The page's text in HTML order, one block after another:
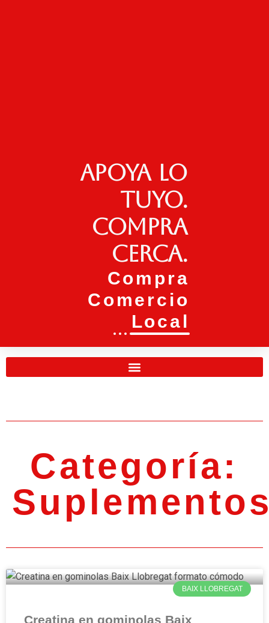
Apoya lo
tuyo.
Compra
cerca.
Compra
Comercio
Local
Categoría:
BAIX LLOBREGAT
Creatina en gominolas Baix